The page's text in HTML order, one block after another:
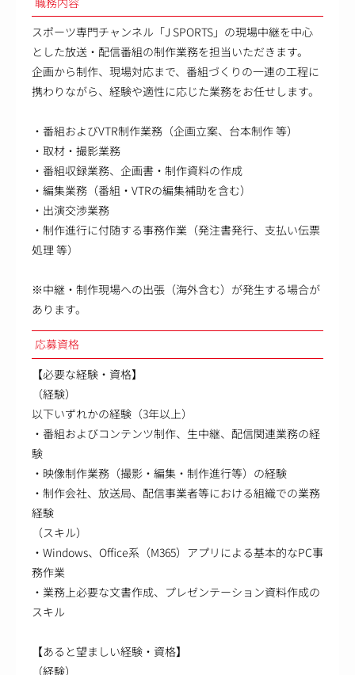
スポーツ専門チャンネル「J SPORTS」の現場中継を中心
とした放送・配信番組の制作業務を担当いただきます。
企画から制作、現場対応まで、番組づくりの一連の工程に
携わりながら、経験や適性に応じた業務をお任せします。
・番組およびVTR制作業務（企画立案、台本制作 等）
・取材・撮影業務
・番組収録業務、企画書・制作資料の作成
・編集業務（番組・VTRの編集補助を含む）
・出演交渉業務
・制作進行に付随する事務作業（発注書発行、支払い伝票
処理 等）
※中継・制作現場への出張（海外含む）が発生する場合が
あります。
応募資格
【必要な経験・資格】
（経験）
以下いずれかの経験（3年以上）
・番組およびコンテンツ制作、生中継、配信関連業務の経
験
・映像制作業務（撮影・編集・制作進行等）の経験
・制作会社、放送局、配信事業者等における組織での業務
経験
（スキル）
・Windows、Office系（M365）アプリによる基本的なPC事
務作業
・業務上必要な文書作成、プレゼンテーション資料作成の
スキル
【あると望ましい経験・資格】
（経験）